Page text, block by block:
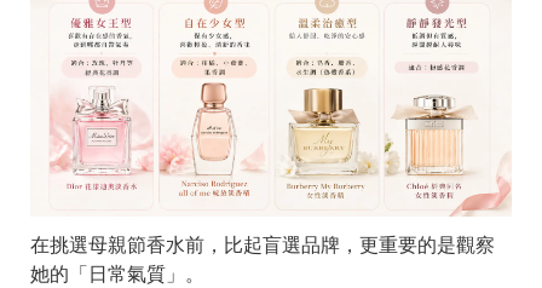
在挑選母親節香水前，比起盲選品牌，更重要的是觀察
她的「日常氣質」。